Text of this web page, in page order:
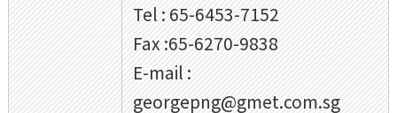
Tel : 65-6453-7152
Fax :65-6270-9838
E-mail :
georgepng@gmet.com.sg